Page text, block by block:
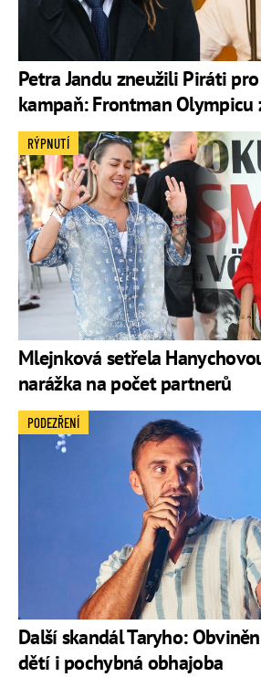
Petra Jandu zneužili Piráti
kampaň: Frontman Olympicu
Mlejnková setřela
narážka na počet partnerů
RÝPNUTÍ
Další skandál Taryho:
dětí i pochybná obhajoba
PODEZŘENÍ